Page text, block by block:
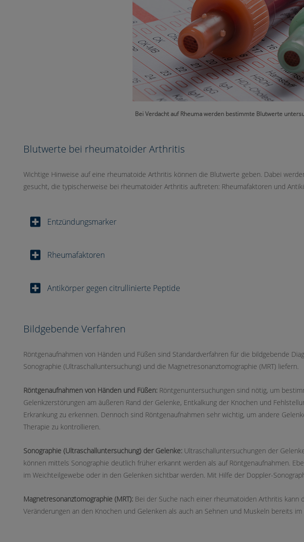
Bei Verdacht auf Rheuma werden bestimmte Blutwerte
Blutwerte bei rheumatoider Arthritis
Wichtige Hinweise auf eine rheumatoide Arthritis können die Blutwerte geben. Dabei
gesucht, die typischerweise bei rheumatoider Arthritis auftreten: Rheumafaktoren und
Entzündungsmarker
Rheumafaktoren
Antikörper gegen citrullinierte Peptide
Bildgebende Verfahren
Röntgenaufnahmen von Händen und Füßen sind Standardverfahren für die bildgebende
Sonographie (Ultraschalluntersuchung) und die Magnetresonanztomographie (MRT) liefern.
Röntgenaufnahmen von Händen und Füßen: Röntgenuntersuchungen sind nötig, um
Gelenkzerstörungen am äußeren Rand der Gelenke, Entkalkung der Knochen und
Erkrankung zu erkennen. Dennoch sind Röntgenaufnahmen sehr wichtig, um andere
Therapie zu kontrollieren.
Sonographie (Ultraschalluntersuchung) der Gelenke: Ultraschalluntersuchungen der
können mittels Sonographie deutlich früher erkannt werden als auf Röntgenaufnahmen.
im Weichteilgewebe oder in den Gelenken sichtbar werden. Mit Hilfe der Doppler-
Magnetresonanztomographie (MRT): Bei der Suche nach einer rheumatoiden Arthritis
Veränderungen an den Knochen und Gelenken als auch an Sehnen und Muskeln bereits